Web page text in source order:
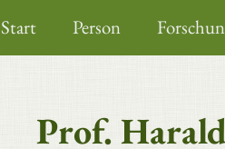
Inhalt
springen
Start Person
Prof.